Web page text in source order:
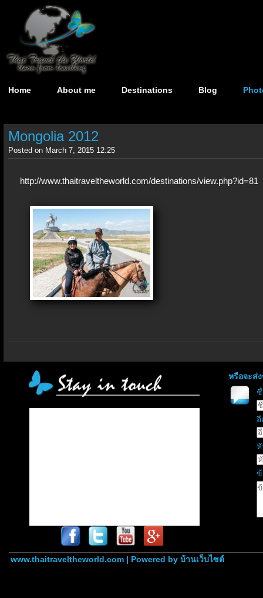
Home About me Destinations Blog
Mongolia 2012
Posted on March 7, 2015 12:25
http://www.thaitraveltheworld.com/destinations/view.php?id=81
หรือจะส่
อี
หั
www.thaitraveltheworld.com | Powered by บ้านเว็บไซต์